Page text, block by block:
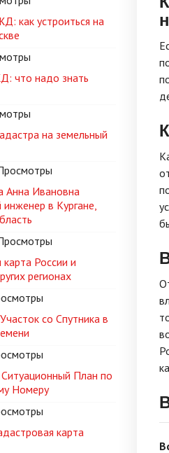
как устроиться на
что надо знать
на земельный
Анна Ивановна
в Кургане,
России и
регионах
со Спутника в
Ситуационный План по
Номеру
карта